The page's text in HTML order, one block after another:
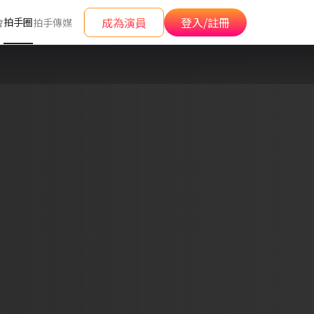
拍手圈拍手傳媒 成為演員 登入/註冊